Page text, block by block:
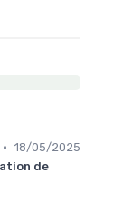
• 18/05/2025
de